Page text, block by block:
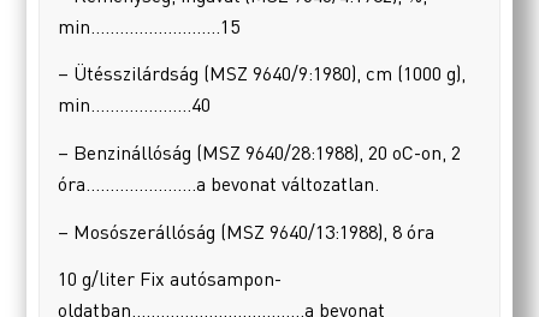
min………………………15
– Ütésszilárdság (MSZ 9640/9:1980), cm (1000 g),
min…………………40
– Benzinállóság (MSZ 9640/28:1988), 20 oC-on, 2
óra…………………..a bevonat változatlan.
– Mosószerállóság (MSZ 9640/13:1988), 8 óra
10 g/liter Fix autósampon-
oldatban………………………………a bevonat